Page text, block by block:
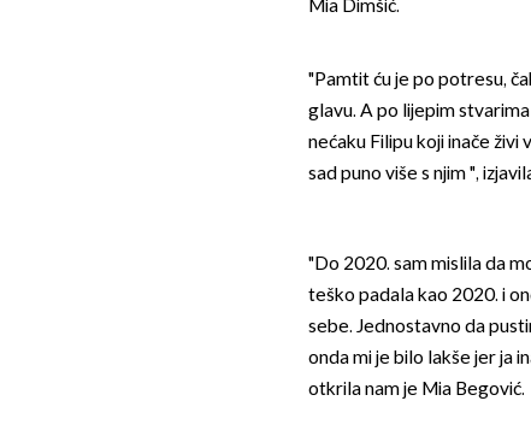
Mia Dimšić.
"Pamtit ću je po potresu,
glavu. A po lijepim
nećaku Filipu koji inače živi
sad puno više s njim ",
"Do 2020. sam mislila da
teško padala kao 2020. i
sebe. Jednostavno da
onda mi je bilo lakše jer ja
otkrila nam je Mia Begović.